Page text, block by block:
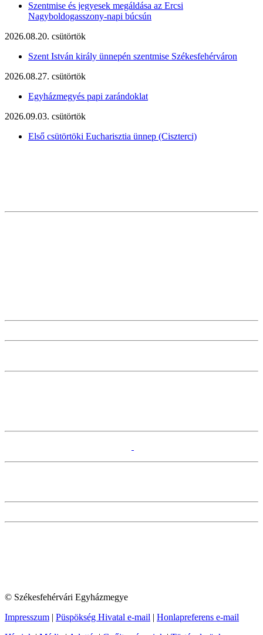
Szentmise és jegyesek megáldása az Ercsi
Nagyboldogasszony-napi búcsún
2026.08.20. csütörtök
Szent István király ünnepén szentmise Székesfehérváron
2026.08.27. csütörtök
Egyházmegyés papi zarándoklat
2026.09.03. csütörtök
Első csütörtöki Eucharisztia ünnep (Ciszterci)
© Székesfehérvári Egyházmegye
Impresszum | Püspökség Hivatal e-mail | Honlapreferens e-mail